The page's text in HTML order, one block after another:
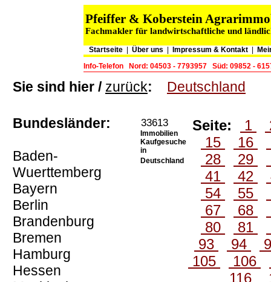
Pfeiffer & Koberstein
Fachmakler für landwirtschaftliche und
Startseite Über uns Impressum & Kontakt
Info-Telefon
Nord: 04503 - 7793957 Süd: 09852 -
Sie sind hier / zurück: Deutschland
Bundesländer:
Baden-
Wuerttemberg
Bayern
Berlin
Brandenburg
Bremen
Hamburg
Hessen
33613
Immobilien
Kaufgesuche
in
Deutschland
Seite: 1
15
16
28
29
41
42
54
55
67
68
80
81
93
94
105
106
116